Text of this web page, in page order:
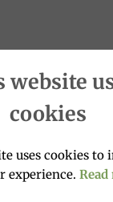
CREAM
dried
7.90 €
website
cookies
uses cookies to
experience. Read